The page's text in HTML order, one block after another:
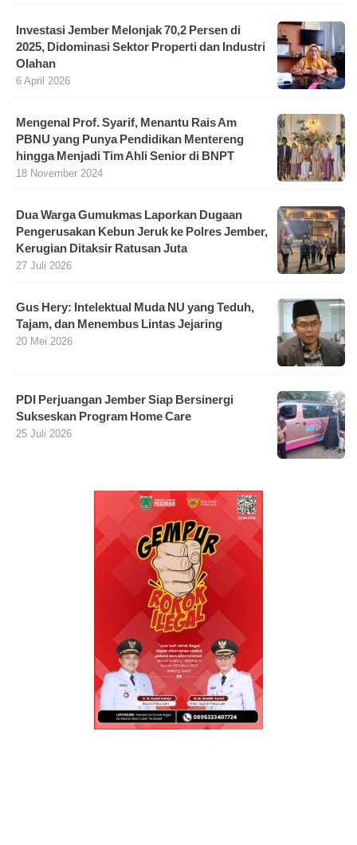
Investasi Jember Melonjak 70,2 Persen di
2025, Didominasi Sektor Properti dan Industri
Olahan
6 April 2026
Mengenal Prof. Syarif, Menantu Rais Am
PBNU yang Punya Pendidikan Mentereng
hingga Menjadi Tim Ahli Senior di BNPT
18 November 2024
Dua Warga Gumukmas Laporkan Dugaan
Pengerusakan Kebun Jeruk ke Polres Jember,
Kerugian Ditaksir Ratusan Juta
27 Juli 2026
Gus Hery: Intelektual Muda NU yang Teduh,
Tajam, dan Menembus Lintas Jejaring
20 Mei 2026
PDI Perjuangan Jember Siap Bersinergi
Sukseskan Program Home Care
25 Juli 2026